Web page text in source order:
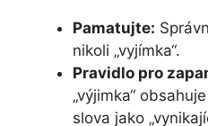
Pamatujte:
nikoli „vyjímka“.
Pravidlo pro
„výjimka“
slova jako